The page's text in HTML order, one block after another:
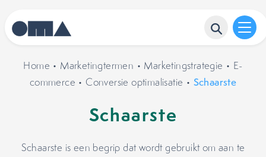
Home • Marketingtermen • Marketingstrategie • E-
commerce • Conversie optimalisatie • Schaarste
Schaarste
Schaarste is een begrip dat wordt gebruikt om aan te